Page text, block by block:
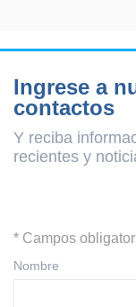
Ingrese a
contactos
Y reciba
recientes y
* Campos
Nombre